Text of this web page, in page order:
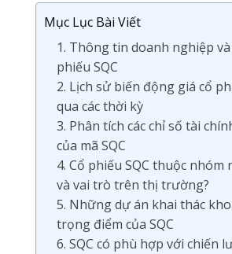
Mục Lục Bài Viết
1. Thông tin doanh nghiệp
phiếu SQC
2. Lịch sử biến động giá cổ
qua các thời kỳ
3. Phân tích các chỉ số tài
của mã SQC
4. Cổ phiếu SQC thuộc nhóm
và vai trò trên thị trường?
5. Những dự án khai thác
trọng điểm của SQC
6. SQC có phù hợp với chiến